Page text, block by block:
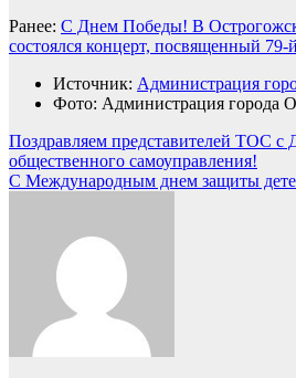
Ранее: С Днем Победы! В
состоялся концерт, посвященный
Источник: Администрация
Фото: Администрация города
Навигация
по
Поздравляем представителей ТОС с
общественного самоуправления!
С Международным днем защиты